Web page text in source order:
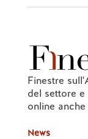
Finestre
del settore e
online
News